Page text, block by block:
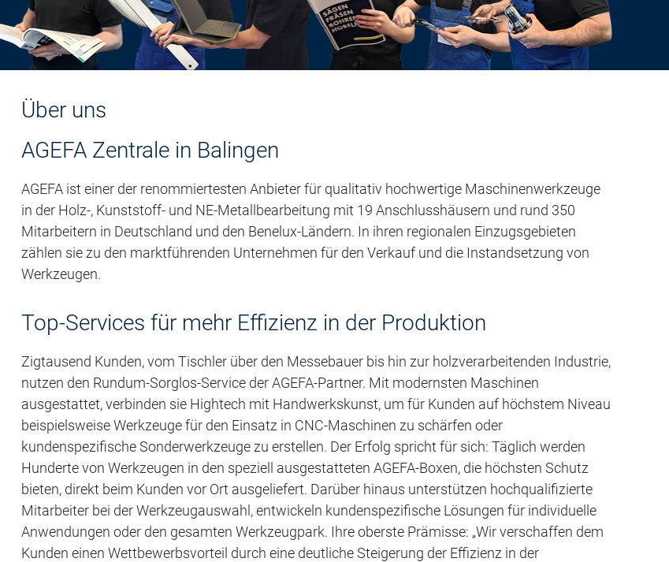
Über uns
AGEFA Zentrale in Balingen
AGEFA ist einer der renommiertesten Anbieter für qualitativ hochwertige Maschinenwerkzeuge
in der Holz-, Kunststoff- und NE-Metallbearbeitung mit 19 Anschlusshäusern und rund 350
Mitarbeitern in Deutschland und den Benelux-Ländern. In ihren regionalen Einzugsgebieten
zählen sie zu den marktführenden Unternehmen für den Verkauf und die Instandsetzung von
Werkzeugen.
Top-Services für mehr Effizienz in der Produktion
Zigtausend Kunden, vom Tischler über den Messebauer bis hin zur holzverarbeitenden Industrie,
nutzen den Rundum-Sorglos-Service der AGEFA-Partner. Mit modernsten Maschinen
ausgestattet, verbinden sie Hightech mit Handwerkskunst, um für Kunden auf höchstem Niveau
beispielsweise Werkzeuge für den Einsatz in CNC-Maschinen zu schärfen oder
kundenspezifische Sonderwerkzeuge zu erstellen. Der Erfolg spricht für sich: Täglich werden
Hunderte von Werkzeugen in den speziell ausgestatteten AGEFA-Boxen, die höchsten Schutz
bieten, direkt beim Kunden vor Ort ausgeliefert. Darüber hinaus unterstützen hochqualifizierte
Mitarbeiter bei der Werkzeugauswahl, entwickeln kundenspezifische Lösungen für individuelle
Anwendungen oder den gesamten Werkzeugpark. Ihre oberste Prämisse: „Wir verschaffen dem
Kunden einen Wettbewerbsvorteil durch eine deutliche Steigerung der Effizienz in der